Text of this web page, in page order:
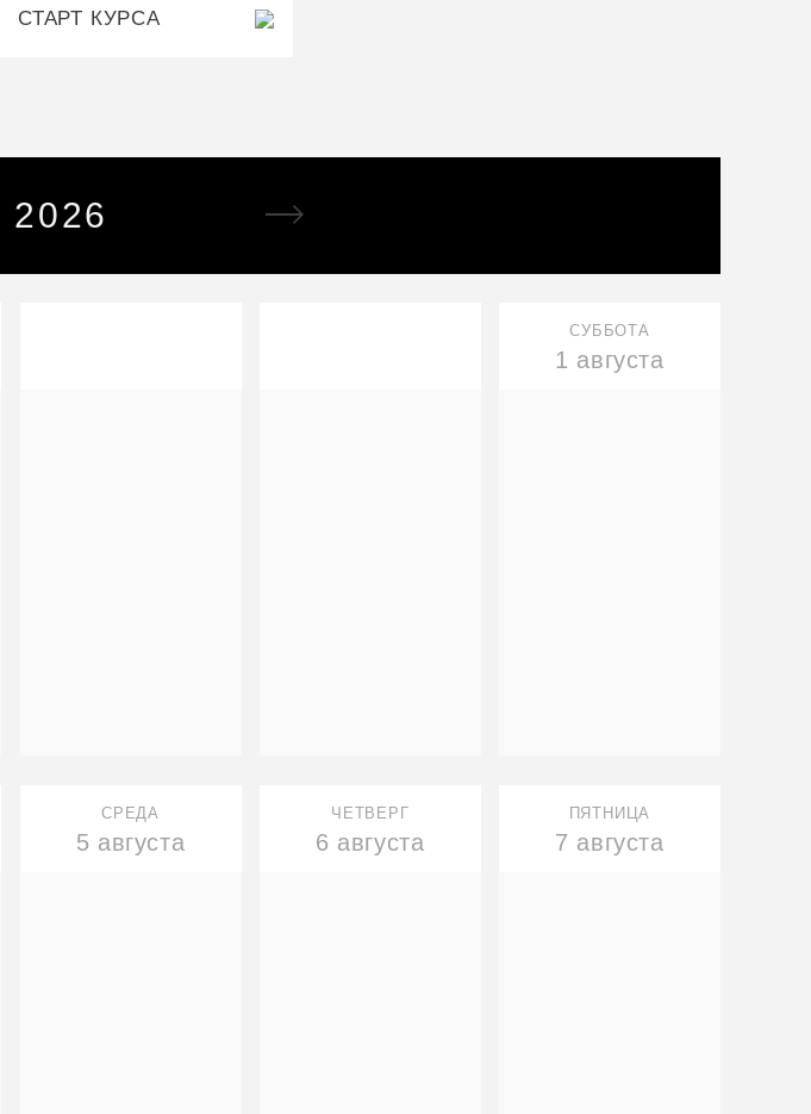
СТАРТ КУРСА
2026
СУББОТА
1 августа
СРЕДА
5 августа
ЧЕТВЕРГ
6 августа
ПЯТНИЦА
7 августа